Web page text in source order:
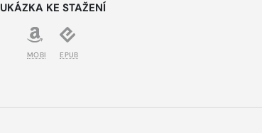
UKÁZKA KE STAŽENÍ
MOBI EPUB